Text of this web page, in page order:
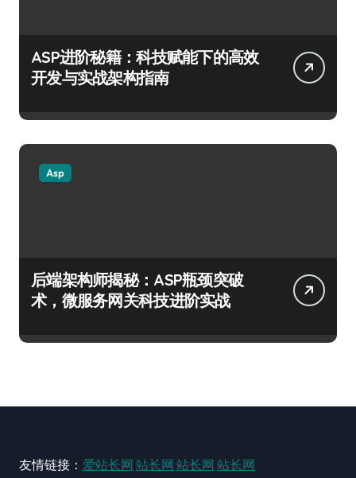
ASP进阶秘籍：科技赋能下的高效
开发与实战架构指南
Asp
后端架构师揭秘：ASP瓶颈突破
术，微服务网关科技进阶实战
友情链接： 爱站长网 站长网 站长网 站长网